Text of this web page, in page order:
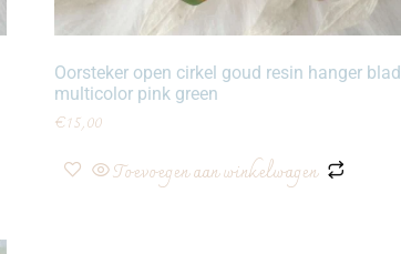
Oorsteker open cirkel goud resin hanger blad
multicolor pink green
€15,00
Toevoegen aan winkelwagen